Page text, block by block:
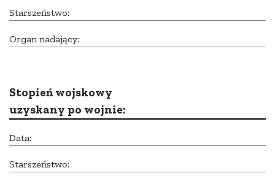
Starszeństwo:
Organ nadający:
Stopień wojskowy
uzyskany po wojnie:
Data:
Starszeństwo: